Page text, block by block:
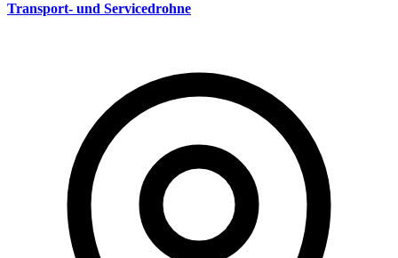
Transport- und Servicedrohne